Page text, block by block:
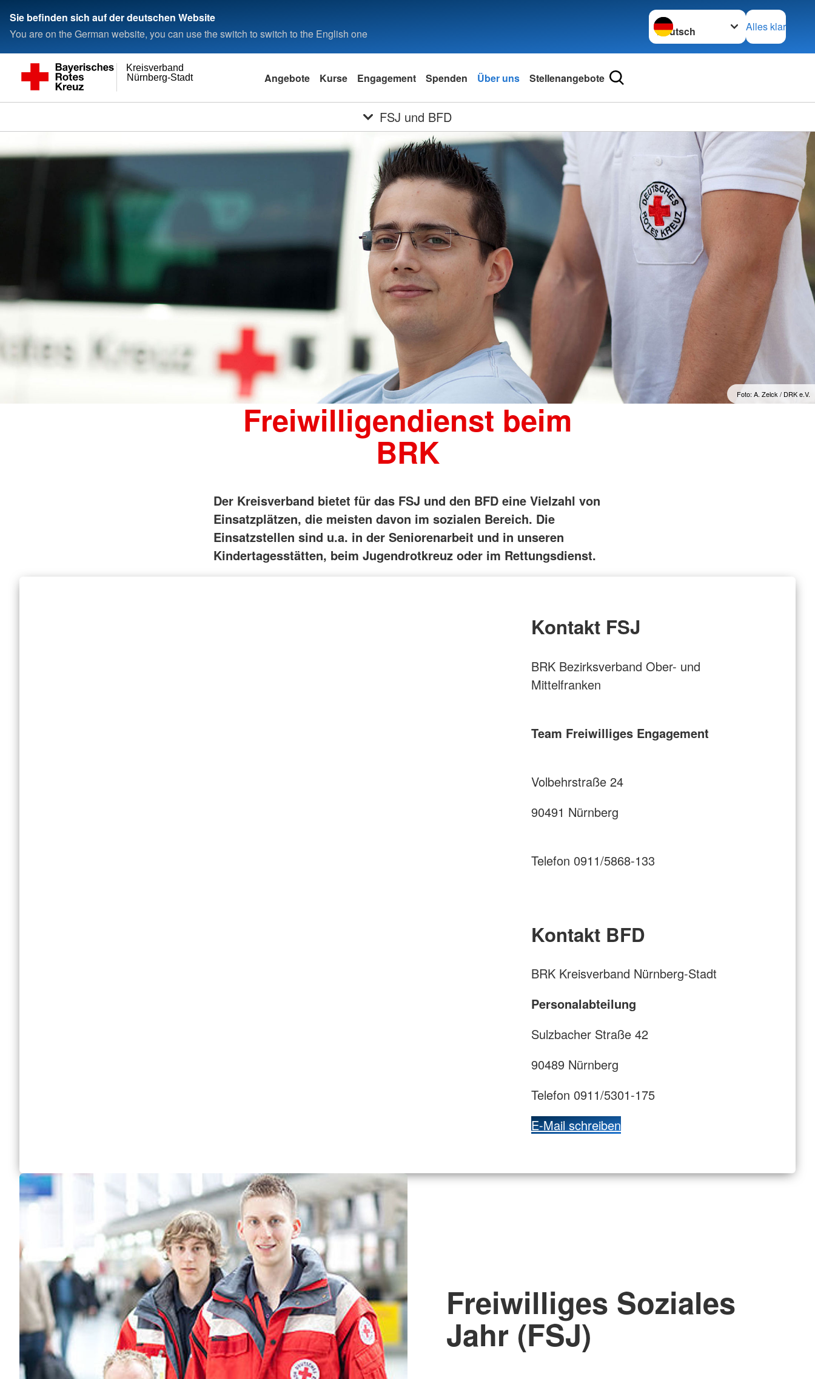
Sie befinden sich auf der deutschen Website
You are on the German website, you can use the switch to switch to the English one
Sprache wechseln zu
Alles klar
Nürnberg-Stadt
Kreisverband
Angebote Kurse Engagement Spenden Über uns Stellenangebote
FSJ und BFD
Foto: A. Zelck / DRK e.V.
Freiwilligendienst beim
BRK
Der Kreisverband bietet für das FSJ und den BFD eine Vielzahl von
Einsatzplätzen, die meisten davon im sozialen Bereich. Die
Einsatzstellen sind u.a. in der Seniorenarbeit und in unseren
Kindertagesstätten, beim Jugendrotkreuz oder im Rettungsdienst.
Kontakt FSJ
BRK Bezirksverband Ober- und
Mittelfranken
Team Freiwilliges Engagement
Volbehrstraße 24
90491 Nürnberg
Telefon 0911/5868-133
Kontakt BFD
BRK Kreisverband Nürnberg-Stadt
Personalabteilung
Sulzbacher Straße 42
90489 Nürnberg
Telefon 0911/5301-175
E-Mail schreiben
Freiwilliges Soziales
Jahr (FSJ)